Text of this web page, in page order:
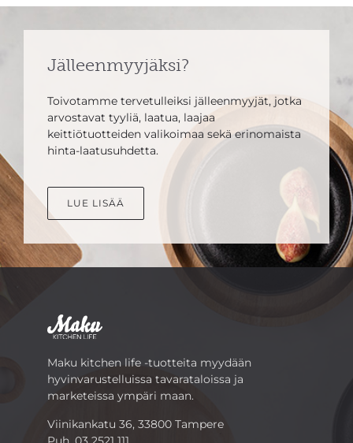
Jälleenmyyjäksi?
Toivotamme tervetulleiksi jälleenmyyjät, jotka
arvostavat tyyliä, laatua, laajaa
keittiötuotteiden valikoimaa sekä erinomaista
hinta-laatusuhdetta.
LUE LISÄÄ
Maku kitchen life -tuotteita myydään
hyvinvarustelluissa tavarataloissa ja
marketeissa ympäri maan.
Viinikankatu 36, 33800 Tampere